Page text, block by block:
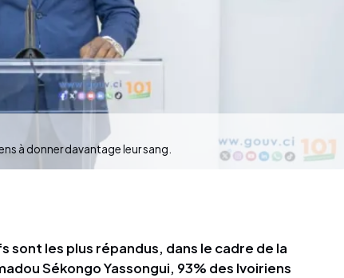
à donner davantage leur sang.
sont les plus répandus, dans le cadre de la
Sékongo Yassongui, 93% des Ivoiriens